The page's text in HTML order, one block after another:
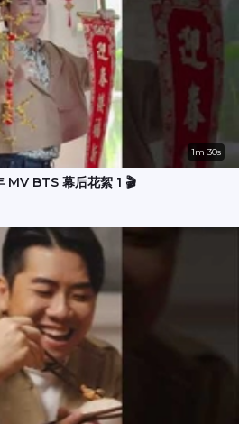
1m 30s
MV BTS 幕后花絮 1 🎬